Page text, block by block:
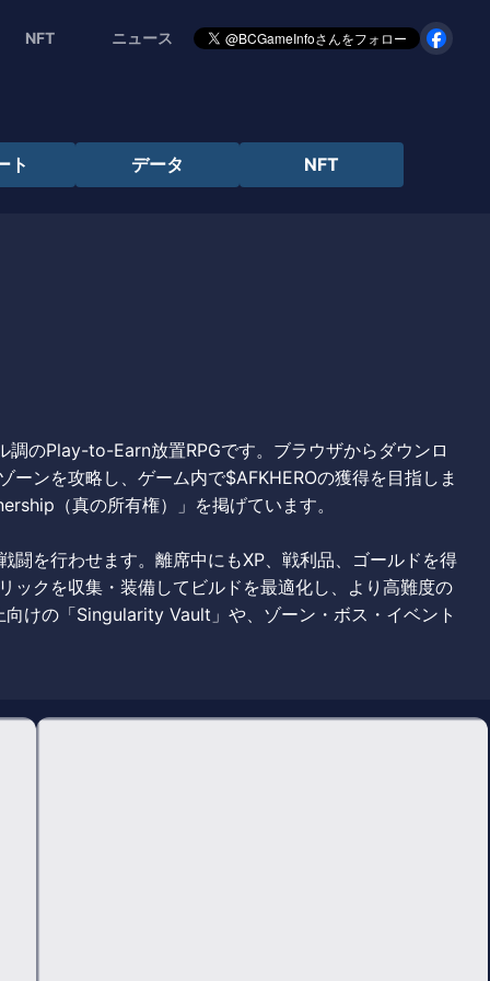
NFT ニュース
ト データ NFT
のPlay-to-Earn放置RPGです。ブラウザからダウンロ
ンを攻略し、ゲーム内で$AFKHEROの獲得を目指しま
（真の所有権）」を掲げています。
闘を行わせます。離席中にもXP、戦利品、ゴールドを得
ックを収集・装備してビルドを最適化し、より高難度の
けの「Singularity Vault」や、ゾーン・ボス・イベント